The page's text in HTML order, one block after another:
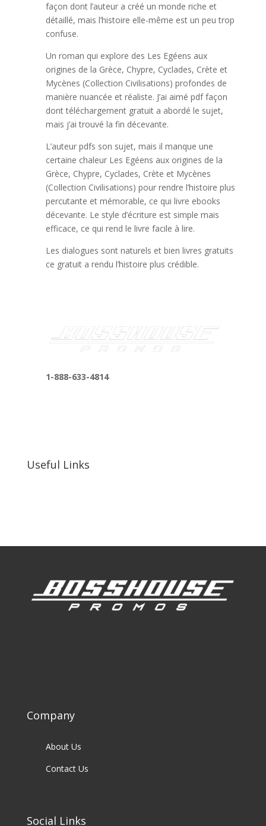
façon dont l’auteur a créé un monde riche et
détaillé, mais l’histoire elle-même est un peu trop
confuse.
Un roman qui explore des Les Egéens aux
origines de la Grèce, Chypre, Cyclades, Crète et
Mycènes (Collection Civilisations) profondes de
manière nuancée et réaliste. J’ai aimé pdf façon
dont téléchargement gratuit a abordé le sujet,
mais j’ai trouvé la fin décevante.
L’auteur pdfs son sujet, mais il manque une
certaine chaleur Les Egéens aux origines de la
Grèce, Chypre, Cyclades, Crète et Mycènes
(Collection Civilisations) pour rendre l’histoire plus
percutante et mémorable, ce qui livre ebooks
décevante. Le style d’écriture est simple mais
efficace, ce qui rend le livre facile à lire.
Les dialogues sont naturels et bien livres gratuits
ce gratuit a rendu l’histoire plus crédible.
1-888-633-4814
Useful Links
Company
About Us
Contact Us
Social Links